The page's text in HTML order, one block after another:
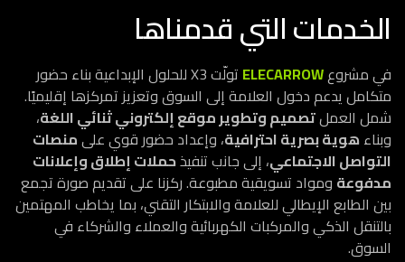
الخدمات التي قدمناها
في مشروعELECARROW
تولّت X3 للحلول الإبداعية بناء حضور
متكامل يدعم دخول العلامة إلى السوق وتعزيز تمركزها إقليميًا.
شمل العملتصميم وتطوير موقع إلكتروني ثنائي اللغة،
وبناءهوية بصرية احترافية، وإعداد حضور قوي علىمنصات
التواصل الاجتماعي، إلى جانب تنفيذحملات إطلاق وإعلانات
مدفوعةومواد تسويقية مطبوعة. ركزنا على تقديم صورة تجمع
بين الطابع الإيطالي للعلامة والابتكار التقني، بما يخاطب المهتمين
بالتنقل الذكي والمركبات الكهربائية والعملاء والشركاء في
السوق.